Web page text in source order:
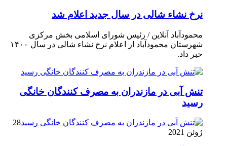
نرخ نشاء شالی در سال جدید اعلام شد
محمودآباد آنلاین / رئیس شورای اسلامی بخش مرکزی
شهرستان محمودآباد از اعلام نرخ نشاء شالی در سال ۱۴۰۰
خبر داد.
تنش آبی در مازندران به مصرف كنندگان خانگی
رسيد
28
ژوئن 2021